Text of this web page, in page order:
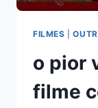
FILMES |
o pior
filme